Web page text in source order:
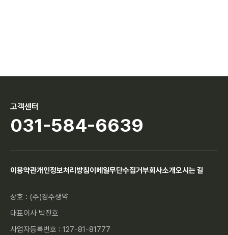
이용약관개인정보처리방침이메일무단수집거부회사소개오시는 길
상호 : (주)경주생약
대표이사 박진호
사업자등록번호 : 127-81-81777
고객센터
031-584-6639